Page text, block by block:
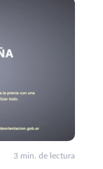
3 min. de lectura